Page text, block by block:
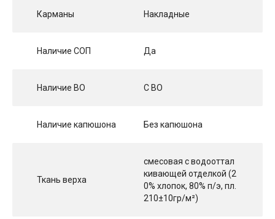
Карманы Накладные
Наличие СОП Да
Наличие ВО С ВО
Наличие капюшона Без капюшона
Ткань верха
смесовая с водооттал
кивающей отделкой (2
0% хлопок, 80% п/э, пл.
210±10гр/м²)